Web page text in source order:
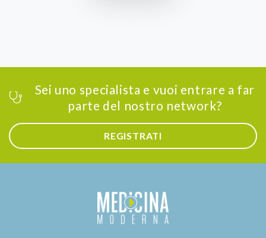
Sei uno specialista e vuoi entrare a far
parte del nostro network?
REGISTRATI